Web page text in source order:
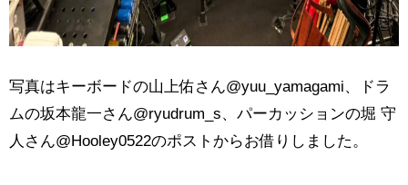
写真はキーボードの山上佑さん@yuu_yamagami、ドラ
ムの坂本龍一さん@ryudrum_s、 パーカッションの堀 守
人さん@Hooley0522のポストからお借りしました。